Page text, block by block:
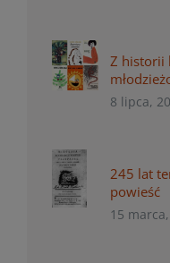
Z historii
8 lipca,
245 lat
powieść
15